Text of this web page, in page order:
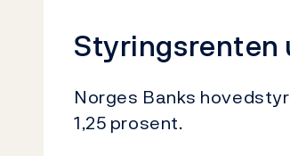
Styringsrenten
Norges Banks
1,25 prosent.